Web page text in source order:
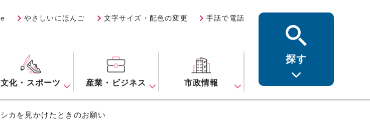
やさしいにほんご 文字サイズ・配色の変更 手話で電話
文化・スポーツ 産業・ビジネス 市政情報
探す
カを見かけたときのお願い